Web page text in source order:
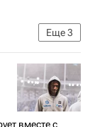
Еще3
вместе с